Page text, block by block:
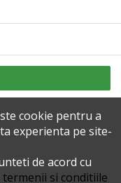
cookie pentru a
experienta pe site-
de acord cu
termenii si conditiile